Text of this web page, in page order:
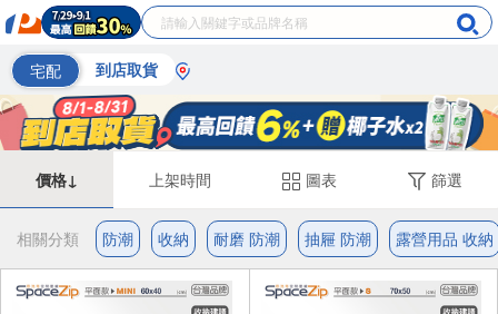
宅配 到店取貨
價格↓ 上架時間 圖表 篩選
相關分類 防潮 收納 耐磨 防潮 抽屜 防潮 露營用品 收納